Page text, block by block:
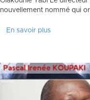
nouvellement nommé qui
En savoir plus